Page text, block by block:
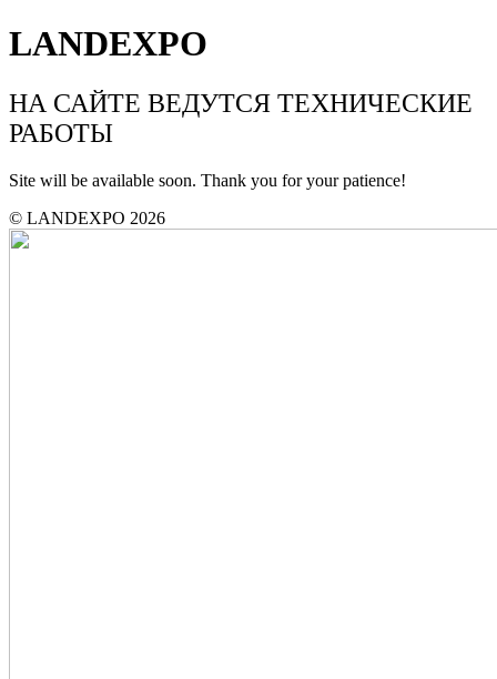
LANDEXPO
НА САЙТЕ ВЕДУТСЯ ТЕХНИЧЕСКИЕ
РАБОТЫ
Site will be available soon. Thank you for your patience!
© LANDEXPO 2026